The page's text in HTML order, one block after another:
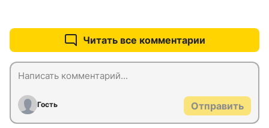
Читать все комментарии
Гость Отправить